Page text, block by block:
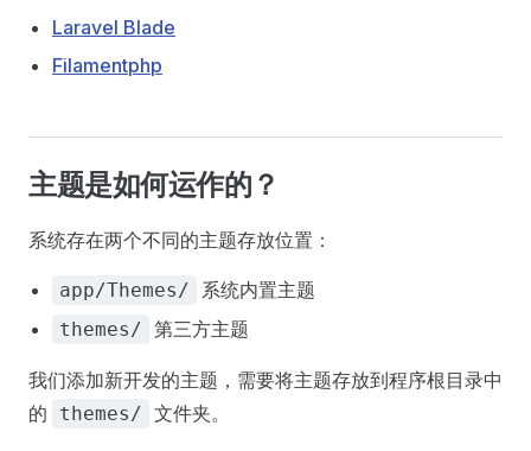
Laravel Blade
Filamentphp
主题是如何运作的？
系统存在两个不同的主题存放位置：
app/Themes/ 系统内置主题
themes/ 第三方主题
我们添加新开发的主题，需要将主题存放到程序根目录中
的
themes/ 文件夹。